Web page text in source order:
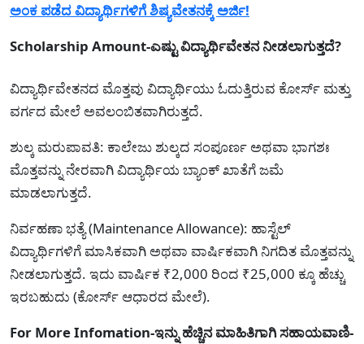
ಅಂಕ ಪಡೆದ ವಿದ್ಯಾರ್ಥಿಗಳಿಗೆ ಶಿಷ್ಯವೇತನಕ್ಕೆ ಅರ್ಜಿ!
Scholarship Amount-ಎಷ್ಟು ವಿದ್ಯಾರ್ಥಿವೇತನ ನೀಡಲಾಗುತ್ತದೆ?
ವಿದ್ಯಾರ್ಥಿವೇತನದ ಮೊತ್ತವು ವಿದ್ಯಾರ್ಥಿಯು ಓದುತ್ತಿರುವ ಕೋರ್ಸ್ ಮತ್ತು
ವರ್ಗದ ಮೇಲೆ ಅವಲಂಬಿತವಾಗಿರುತ್ತದೆ.
ಶುಲ್ಕ ಮರುಪಾವತಿ: ಕಾಲೇಜು ಶುಲ್ಕದ ಸಂಪೂರ್ಣ ಅಥವಾ ಭಾಗಶಃ
ಮೊತ್ತವನ್ನು ನೇರವಾಗಿ ವಿದ್ಯಾರ್ಥಿಯ ಬ್ಯಾಂಕ್ ಖಾತೆಗೆ ಜಮೆ
ಮಾಡಲಾಗುತ್ತದೆ.
ನಿರ್ವಹಣಾ ಭತ್ಯೆ (Maintenance Allowance): ಹಾಸ್ಟೆಲ್
ವಿದ್ಯಾರ್ಥಿಗಳಿಗೆ ಮಾಸಿಕವಾಗಿ ಅಥವಾ ವಾರ್ಷಿಕವಾಗಿ ನಿಗದಿತ ಮೊತ್ತವನ್ನು
ನೀಡಲಾಗುತ್ತದೆ. ಇದು ವಾರ್ಷಿಕ ₹2,000 ರಿಂದ ₹25,000 ಕ್ಕೂ ಹೆಚ್ಚು
ಇರಬಹುದು (ಕೋರ್ಸ್ ಆಧಾರದ ಮೇಲೆ).
For More Infomation-ಇನ್ನು ಹೆಚ್ಚಿನ ಮಾಹಿತಿಗಾಗಿ ಸಹಾಯವಾಣಿ-